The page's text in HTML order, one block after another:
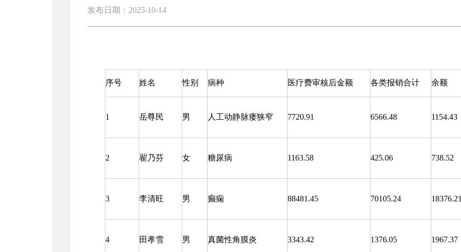
发布日期：2025-10-14
序号 姓名 性别 病种 医疗费审核后金额 各类报销合计 余额
1 岳尊民 男 人工动静脉瘘狭窄 7720.91 6566.48 1154.43
2 翟乃芬 女 糖尿病 1163.58 425.06 738.52
3 李清旺 男 癫痫 88481.45 70105.24 18376.21
4 田孝雪 男 真菌性角膜炎 3343.42 1376.05 1967.37